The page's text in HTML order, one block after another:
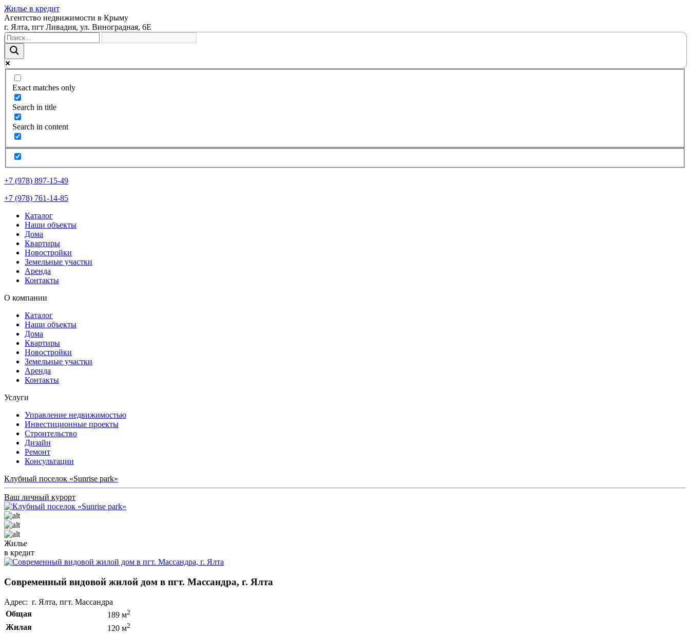
Жилье в кредит
Агентство недвижимости в Крыму
г. Ялта, пгт Ливадия, ул. Виноградная, 6Е
Exact matches only
Search in title
Search in content
+7 (978) 897-15-49
+7 (978) 761-14-85
Каталог
Наши объекты
Дома
Квартиры
Новостройки
Земельные участки
Аренда
Контакты
О компании
Каталог
Наши объекты
Дома
Квартиры
Новостройки
Земельные участки
Аренда
Контакты
Услуги
Управление недвижимостью
Инвестиционные проекты
Строительство
Дизайн
Ремонт
Консультации
Клубный поселок «Sunrise park»
Ваш личный курорт
Жилье
в кредит
Современный видовой жилой дом в пгт. Массандра, г. Ялта
Адрес: г. Ялта, пгт. Массандра
Общая
189 м2
Жилая 120 м2